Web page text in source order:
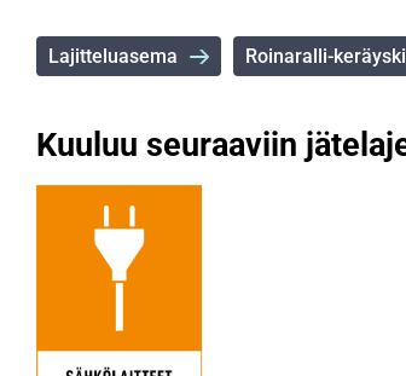
Lajitteluasema Roinaralli-
Kuuluu seuraaviin